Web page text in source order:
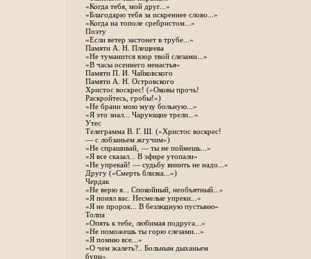
«Когда тебя, мой друг...»
«Благодарю тебя за искреннее слово...»
«Когда на тополе сребристом...»
Поэту
«Если ветер застонет в трубе...»
Памяти А. Н. Плещеева
«Не туманится взор твой слезами...»
«В часы осеннего ненастья»
Памяти П. И. Чайковского
Памяти А. Н. Островского
Христос воскрес! («Оковы прочь!
Раскройтесь, гробы!»)
«Не брани мою музу больную...»
«Я это знал... Чарующие трели...»
Утес
Телеграмма В. Г. Ш. («Христос воскрес!
— с лобзаньем жгучим»)
«Не спрашивай, — ты не поймешь...»
«Я все сказал... В эфире утопали»
«Не упрекай! — судьбу винить не надо...»
Другу («Смерть близка...»)
Чердак
«Не верю я... Спокойный, необъятный...»
«Я понял вас. Несмелые упреки...»
«Я не пророк... В безлюдную пустыню»
Толпа
«Опять к тебе, любимая подруга...»
«Не поможешь ты горю слезами...»
«Я помню все...»
«О чем жалеть?.. Больным дыханьем
бури»